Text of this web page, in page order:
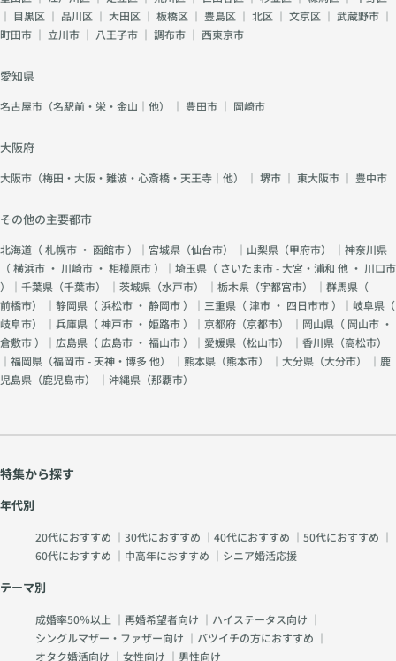
｜ 目黒区 ｜ 品川区 ｜ 大田区 ｜ 板橋区 ｜ 豊島区 ｜ 北区 ｜ 文京区 ｜ 武蔵野市 ｜
町田市 ｜ 立川市 ｜ 八王子市 ｜ 調布市 ｜ 西東京市
愛知県
名古屋市（名駅前・栄・金山｜他） ｜ 豊田市 ｜ 岡崎市
大阪府
大阪市（梅田・大阪・難波・心斎橋・天王寺｜他） ｜ 堺市 ｜ 東大阪市 ｜ 豊中市
その他の主要都市
北海道（札幌市 ・ 函館市）｜宮城県（仙台市） ｜山梨県（甲府市） ｜神奈川県
（横浜市 ・ 川崎市 ・ 相模原市）｜埼玉県（ さいたま市 - 大宮・浦和 他 ・ 川口市
）｜千葉県（千葉市） ｜茨城県（水戸市） ｜栃木県（宇都宮市） ｜群馬県（
前橋市） ｜静岡県（浜松市 ・ 静岡市）｜三重県（津市 ・ 四日市市）｜岐阜県（
岐阜市） ｜兵庫県（神戸市 ・ 姫路市）｜京都府（京都市） ｜岡山県（ 岡山市 ・
倉敷市）｜広島県（ 広島市 ・ 福山市）｜愛媛県（松山市） ｜香川県（高松市）
｜福岡県（福岡市 - 天神・博多 他） ｜熊本県（熊本市） ｜大分県（大分市） ｜鹿
児島県（鹿児島市） ｜沖縄県（那覇市）
特集から探す
年代別
20代におすすめ ｜ 30代におすすめ ｜ 40代におすすめ ｜ 50代におすすめ ｜
60代におすすめ ｜ 中高年におすすめ ｜ シニア婚活応援
テーマ別
成婚率50％以上 ｜ 再婚希望者向け ｜ ハイステータス向け ｜
シングルマザー・ファザー向け ｜ バツイチの方におすすめ ｜
オタク婚活向け ｜ 女性向け ｜ 男性向け